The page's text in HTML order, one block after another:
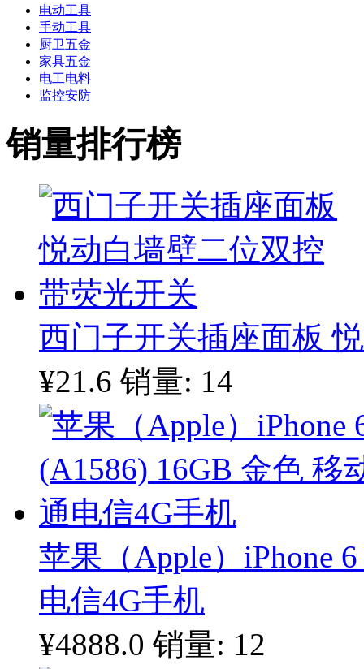
电动工具
手动工具
厨卫五金
家具五金
电工电料
监控安防
销量排行榜
西门子开关插座面板
¥21.6 销量: 14
苹果（Apple）iPhone
电信4G手机
¥4888.0 销量: 12